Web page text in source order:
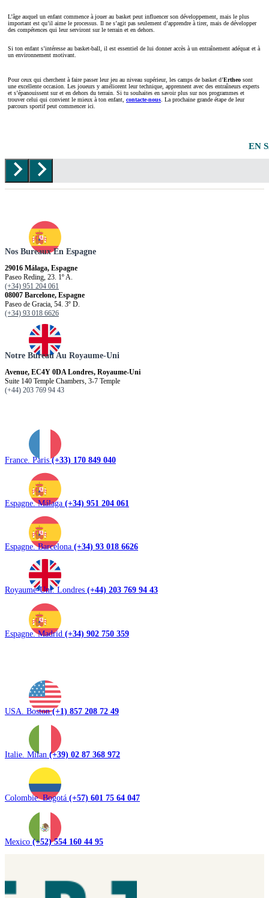
L’âge auquel un enfant commence à jouer au basket peut influencer son développement, mais le plus
important est qu’il aime le processus. Il ne s’agit pas seulement d’apprendre à tirer, mais de développer
des compétences qui leur serviront sur le terrain et en dehors.
Si ton enfant s’intéresse au basket-ball, il est essentiel de lui donner accès à un entraînement adéquat et à
un environnement motivant.
Pour ceux qui cherchent à faire passer leur jeu au niveau supérieur, les camps de basket d’Ertheo sont
une excellente occasion. Les joueurs y améliorent leur technique, apprennent avec des entraîneurs experts
et s’épanouissent sur et en dehors du terrain. Si tu souhaites en savoir plus sur nos programmes et
trouver celui qui convient le mieux à ton enfant, contacte-nous. La prochaine grande étape de leur
parcours sportif peut commencer ici.
EN
Nos Bureaux En Espagne
29016 Málaga, Espagne
Paseo Reding, 23. 1º A.
(+34) 951 204 061
08007 Barcelone, Espagne
Paseo de Gracia, 54. 3º D.
(+34) 93 018 6626
Notre Bureau Au Royaume-Uni
Avenue, EC4Y 0DA Londres, Royaume-Uni
Suite 140 Temple Chambers, 3-7 Temple
(+44) 203 769 94 43
France. Paris(+33) 170 849 040
Espagne. Málaga (+34) 951 204 061
Espagne. Barcelona (+34) 93 018 6626
Royaume-Uni. Londres (+44) 203 769 94 43
Espagne. Madrid (+34) 902 750 359
USA. Boston(+1) 857 208 72 49
Italie. Milan (+39) 02 87 368 972
Colombie. Bogotá (+57) 601 75 64 047
Mexico (+52) 554 160 44 95